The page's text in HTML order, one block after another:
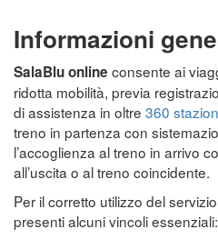
Informazioni
SalaBlu online consente ai
ridotta mobilità, previa
di assistenza in oltre 360
treno in partenza con
l’accoglienza al treno in arrivo
all’uscita o al treno coincidente.
Per il corretto utilizzo del
presenti alcuni vincoli essenziali: